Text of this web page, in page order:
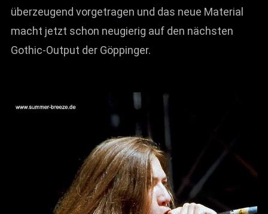
überzeugend vorgetragen und das neue Material
macht jetzt schon neugierig auf den nächsten
Gothic-Output der Göppinger.